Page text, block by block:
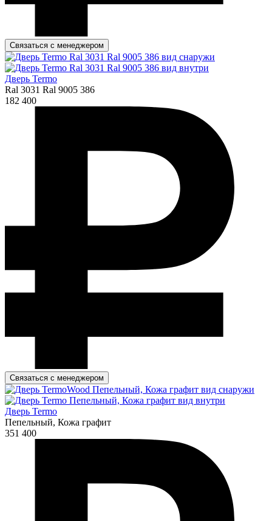
Связаться с менеджером
Дверь Termo
Ral 3031 Ral 9005 386
182 400
Связаться с менеджером
Дверь Termo
Пепельный, Кожа графит
351 400